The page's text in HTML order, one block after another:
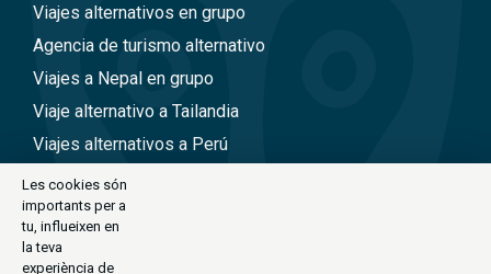
Viajes alternativos en grupo
Agencia de turismo alternativo
Viajes a Nepal en grupo
Viaje alternativo a Tailandia
Viajes alternativos a Perú
Viajes alternativos a Vietnam
CONTACTE
Les cookies són
importants per a
tu, influeixen en
la teva
experiència de